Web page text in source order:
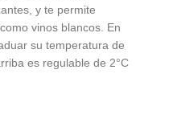
y te permite
vinos blancos. En
su temperatura de
es regulable de 2°C